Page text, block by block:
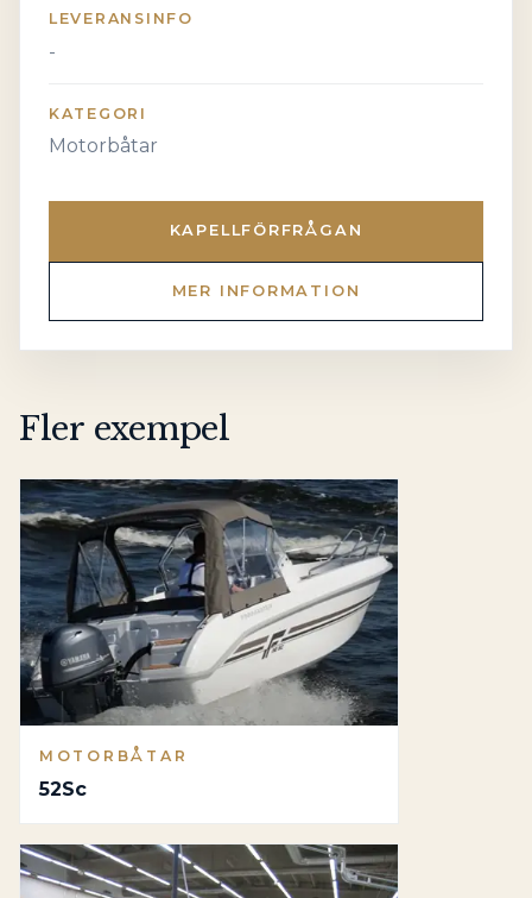
LEVERANSINFO
-
KATEGORI
Motorbåtar
KAPELLFÖRFRÅGAN
MER INFORMATION
Fler exempel
MOTORBÅTAR
52Sc